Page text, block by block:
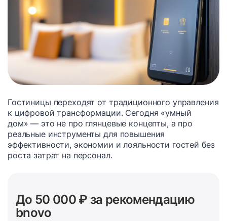
Гостиницы переходят от традиционного управления
к цифровой трансформации. Сегодня «умный
дом» — это не про глянцевые концепты, а про
реальные инструменты для повышения
эффективности, экономии и лояльности гостей без
роста затрат на персонал.
До 50 000 ₽ за рекомендацию
bnovo